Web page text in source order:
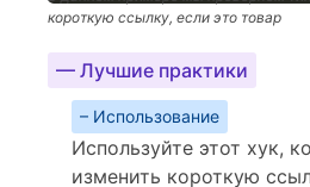
короткую ссылку, если это товар
— Лучшие практики
– Использование
Используйте этот хук,
изменить короткую